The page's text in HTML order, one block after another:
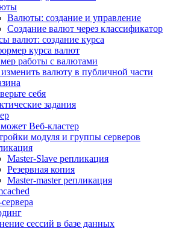
Валюты: создание и управление
Создание валют через классификатор
валют: создание курса
курса валют
работы с валютами
валюту в публичной части
себя
задания
Веб-кластер
модуля и группы серверов
Master-Slave репликация
Резервная копия
Master-master репликация
сессий в базе данных